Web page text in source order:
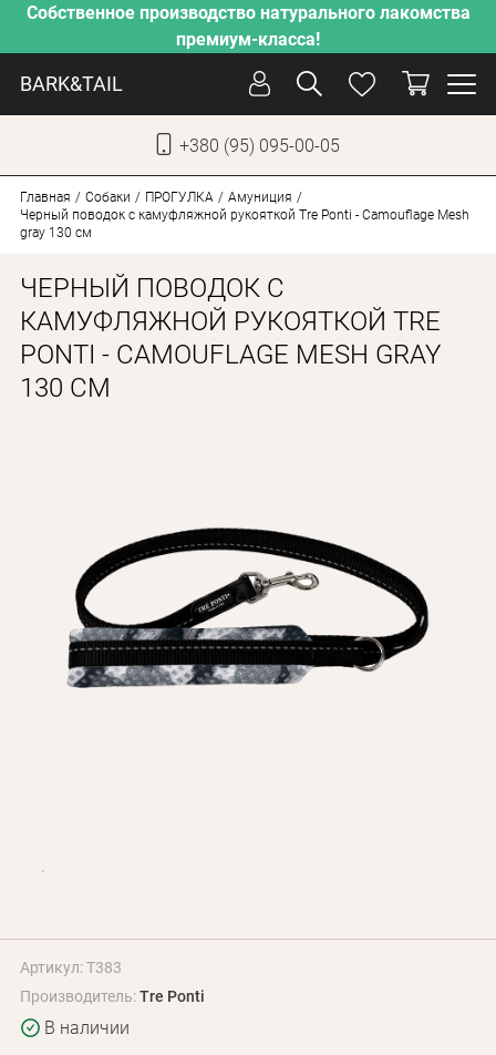
Собственное производство натурального лакомства
премиум-класса!
BARK&TAIL
+380 (95) 095-00-05
ЗАБОТА
ОТ ЖАРЫ
НАШЕ ПРОИЗВОДСТВО
Оплата и доставка
Программа лояльности
О Нас
Оптовым клиентам
Контакты
Главная Собаки ПРОГУЛКА
Амуниция
Черный поводок с камуфляжной рукояткой Tre Ponti - Camouflage Mesh
gray 130 см
ЧЕРНЫЙ ПОВОДОК С
КАМУФЛЯЖНОЙ РУКОЯТКОЙ TRE
PONTI - CAMOUFLAGE MESH GRAY
130 СМ
Артикул: T383
Производитель:Tre Ponti
В наличии